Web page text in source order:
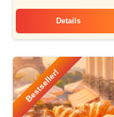
Details
Bremer
Bestseller!